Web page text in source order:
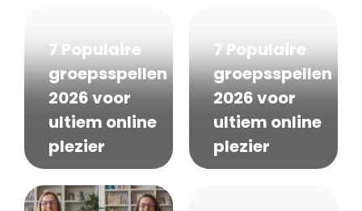
7 Populaire
groepsspellen
2026 voor
ultiem online
plezier
7 Populaire
groepsspellen
2026 voor
ultiem online
plezier